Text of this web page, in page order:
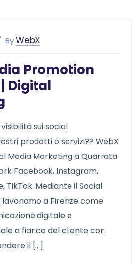
ByWebX
Promotion
Digital
sui social
prodotti o servizi?? WebX
Media Marketing a Quarrata
Facebook, Instagram,
TikTok. Mediante il Social
a Firenze come
digitale e
a fianco del cliente con
il […]